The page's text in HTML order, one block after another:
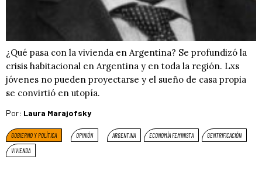
¿Qué pasa con la vivienda en Argentina? Se profundizó la
crisis habitacional en Argentina y en toda la región. Lxs
jóvenes no pueden proyectarse y el sueño de casa propia
se convirtió en utopía.
Por: Laura Marajofsky
GOBIERNO Y POLÍTICA OPINIÓN ARGENTINA ECONOMÍA FEMINISTA
GENTRIFICACIÓN
VIVIENDA